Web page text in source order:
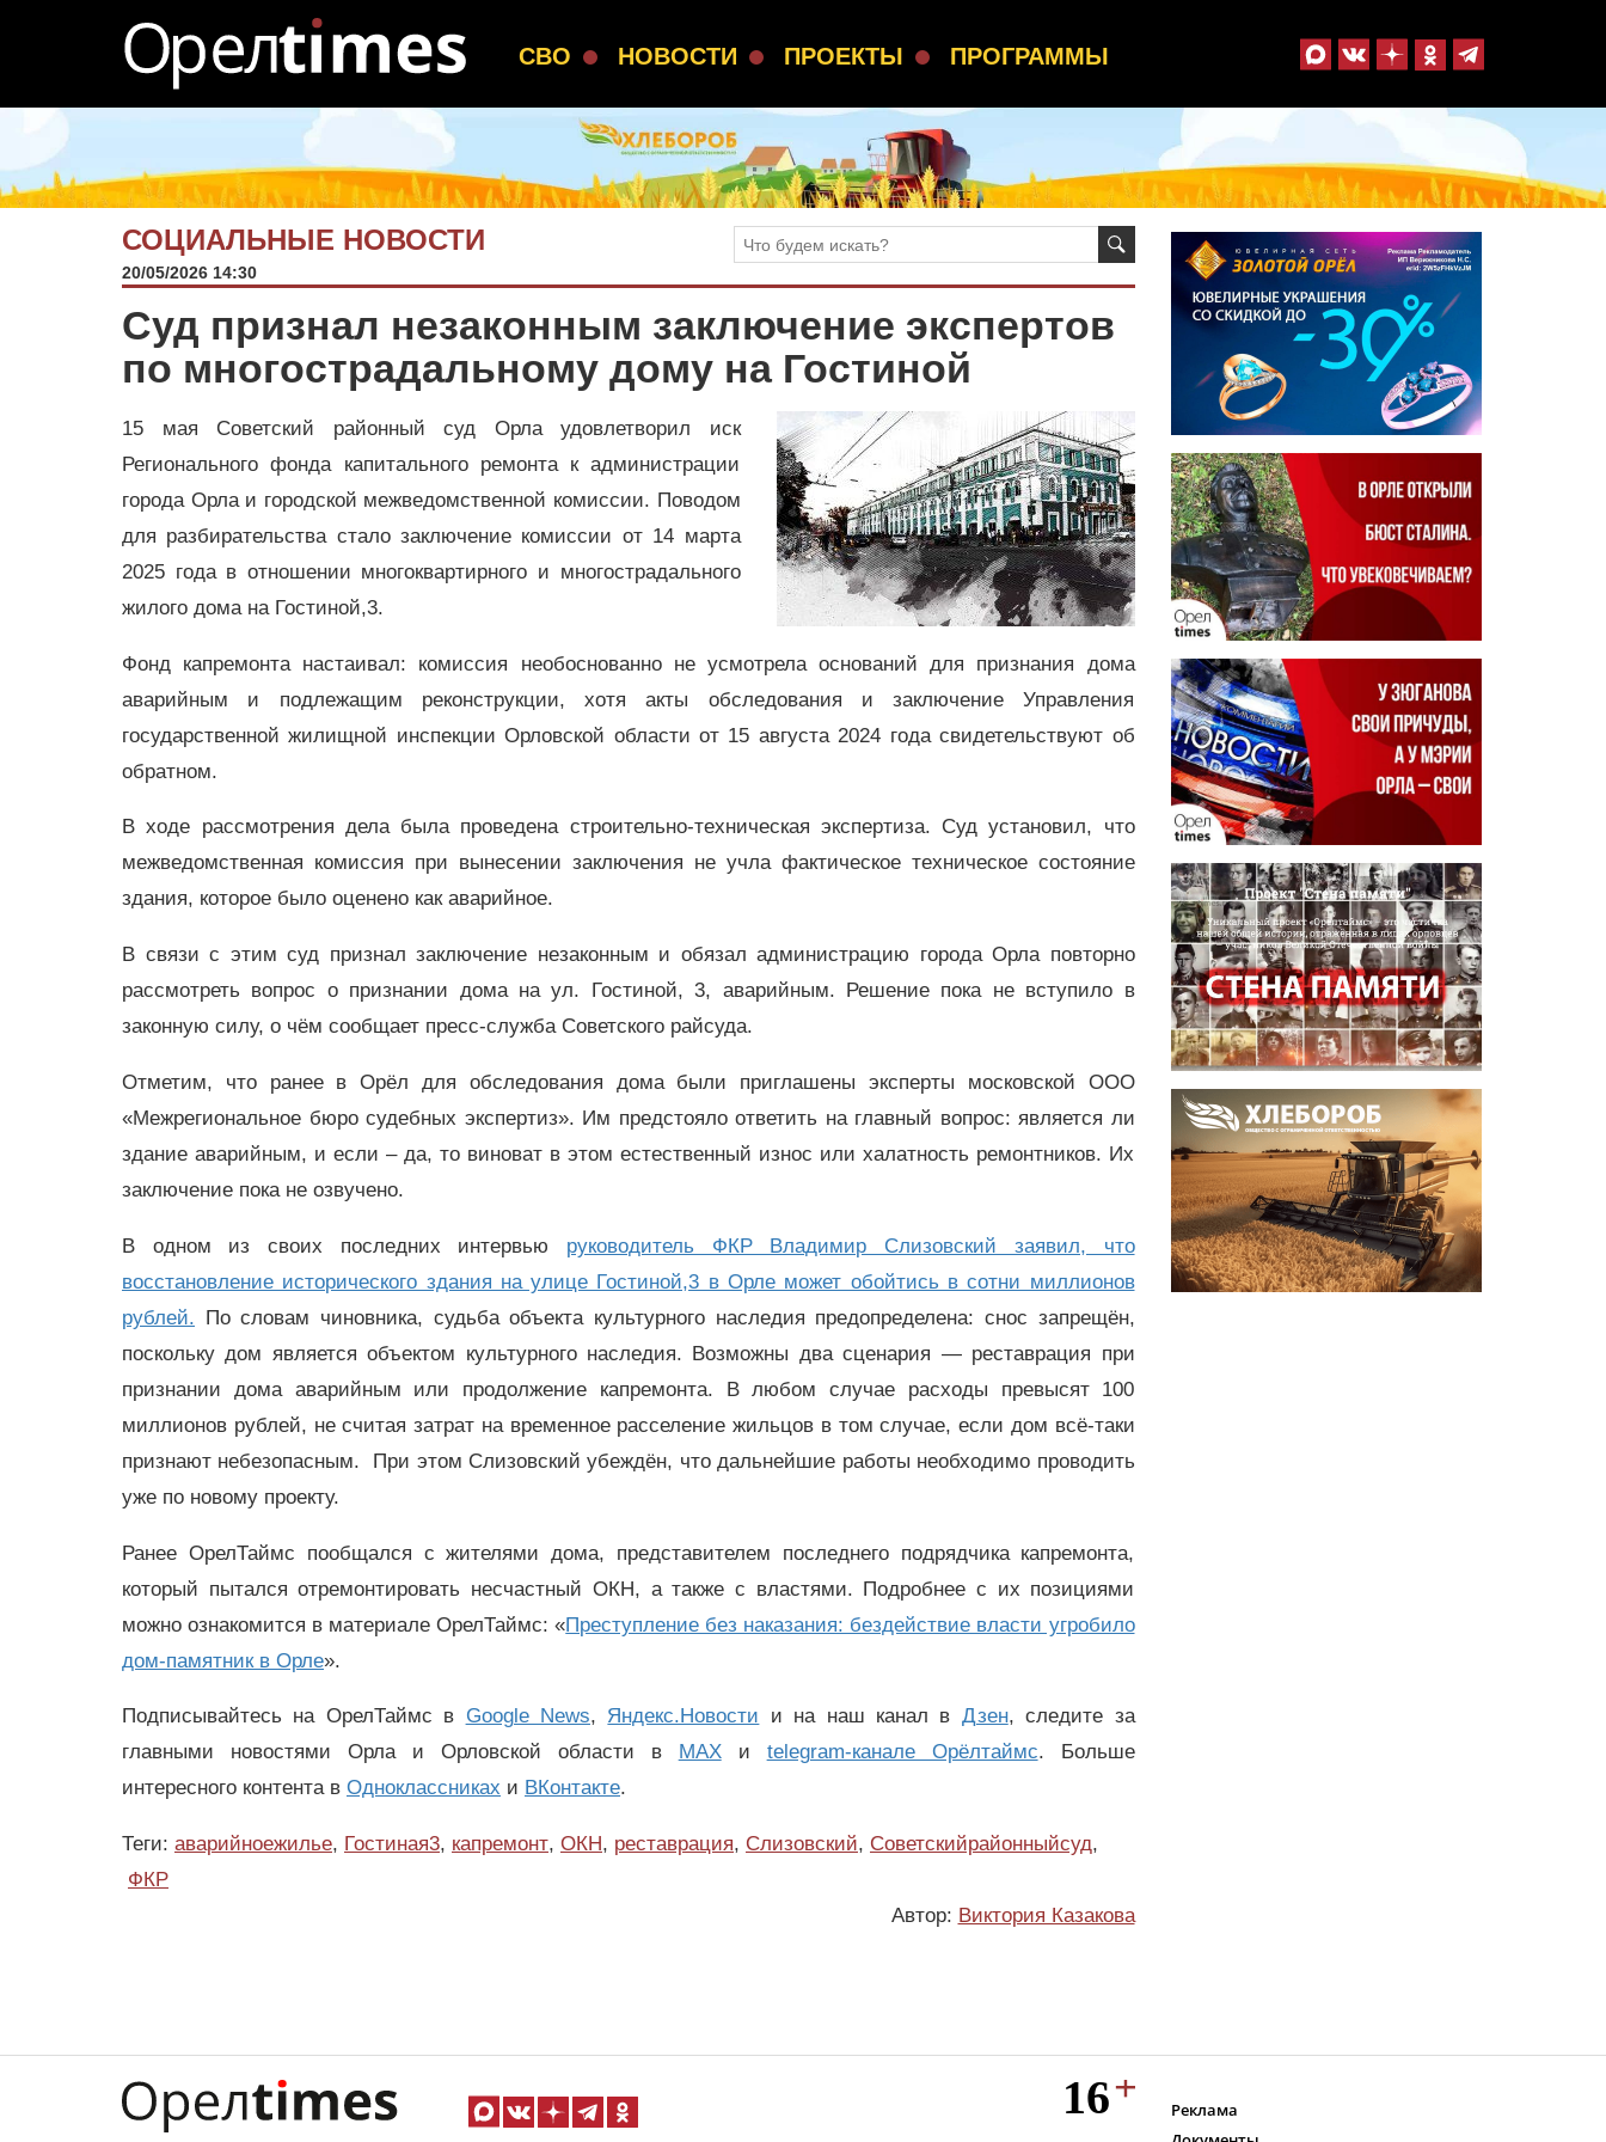
СВО НОВОСТИ ПРОЕКТЫ ПРОГРАММЫ
СОЦИАЛЬНЫЕ НОВОСТИ
20/05/2026 14:30
Суд признал незаконным заключение экспертов
по многострадальному дому на Гостиной
15 мая Советский районный суд Орла удовлетворил иск
Регионального фонда капитального ремонта к администрации
города Орла и городской межведомственной комиссии. Поводом
для разбирательства стало заключение комиссии от 14 марта
2025 года в отношении многоквартирного и многострадального
жилого дома на Гостиной,3.
Фонд капремонта настаивал: комиссия необоснованно не усмотрела оснований для признания дома
аварийным и подлежащим реконструкции, хотя акты обследования и заключение Управления
государственной жилищной инспекции Орловской области от 15 августа 2024 года свидетельствуют об
обратном.
В ходе рассмотрения дела была проведена строительно-техническая экспертиза. Суд установил, что
межведомственная комиссия при вынесении заключения не учла фактическое техническое состояние
здания, которое было оценено как аварийное.
В связи с этим суд признал заключение незаконным и обязал администрацию города Орла повторно
рассмотреть вопрос о признании дома на ул. Гостиной, 3, аварийным. Решение пока не вступило в
законную силу, о чём сообщает пресс-служба Советского райсуда.
Отметим, что ранее в Орёл для обследования дома были приглашены эксперты московской ООО
«Межрегиональное бюро судебных экспертиз». Им предстояло ответить на главный вопрос: является ли
здание аварийным, и если – да, то виноват в этом естественный износ или халатность ремонтников. Их
заключение пока не озвучено.
В одном из своих последних интервью руководитель ФКР Владимир Слизовский заявил, что
восстановление исторического здания на улице Гостиной,3 в Орле может обойтись в сотни миллионов
рублей. По словам чиновника, судьба объекта культурного наследия предопределена: снос запрещён,
поскольку дом является объектом культурного наследия. Возможны два сценария — реставрация при
признании дома аварийным или продолжение капремонта. В любом случае расходы превысят 100
миллионов рублей, не считая затрат на временное расселение жильцов в том случае, если дом всё-таки
признают небезопасным. При этом Слизовский убеждён, что дальнейшие работы необходимо проводить
уже по новому проекту.
Ранее ОрелТаймс пообщался с жителями дома, представителем последнего подрядчика капремонта,
который пытался отремонтировать несчастный ОКН, а также с властями. Подробнее с их позициями
можно ознакомится в материале ОрелТаймс: «Преступление без наказания: бездействие власти угробило
дом-памятник в Орле».
Подписывайтесь на ОрелТаймс в Google News, Яндекс.Новости и на наш канал в Дзен, следите за
главными новостями Орла и Орловской области в
MAXи telegram-канале Орёлтаймс. Больше
интересного контента в Одноклассниках и ВКонтакте.
Теги: аварийноежилье, Гостиная3, капремонт, ОКН, реставрация, Слизовский, Советскийрайонныйсуд,
ФКР
Автор: Виктория Казакова
Реклама